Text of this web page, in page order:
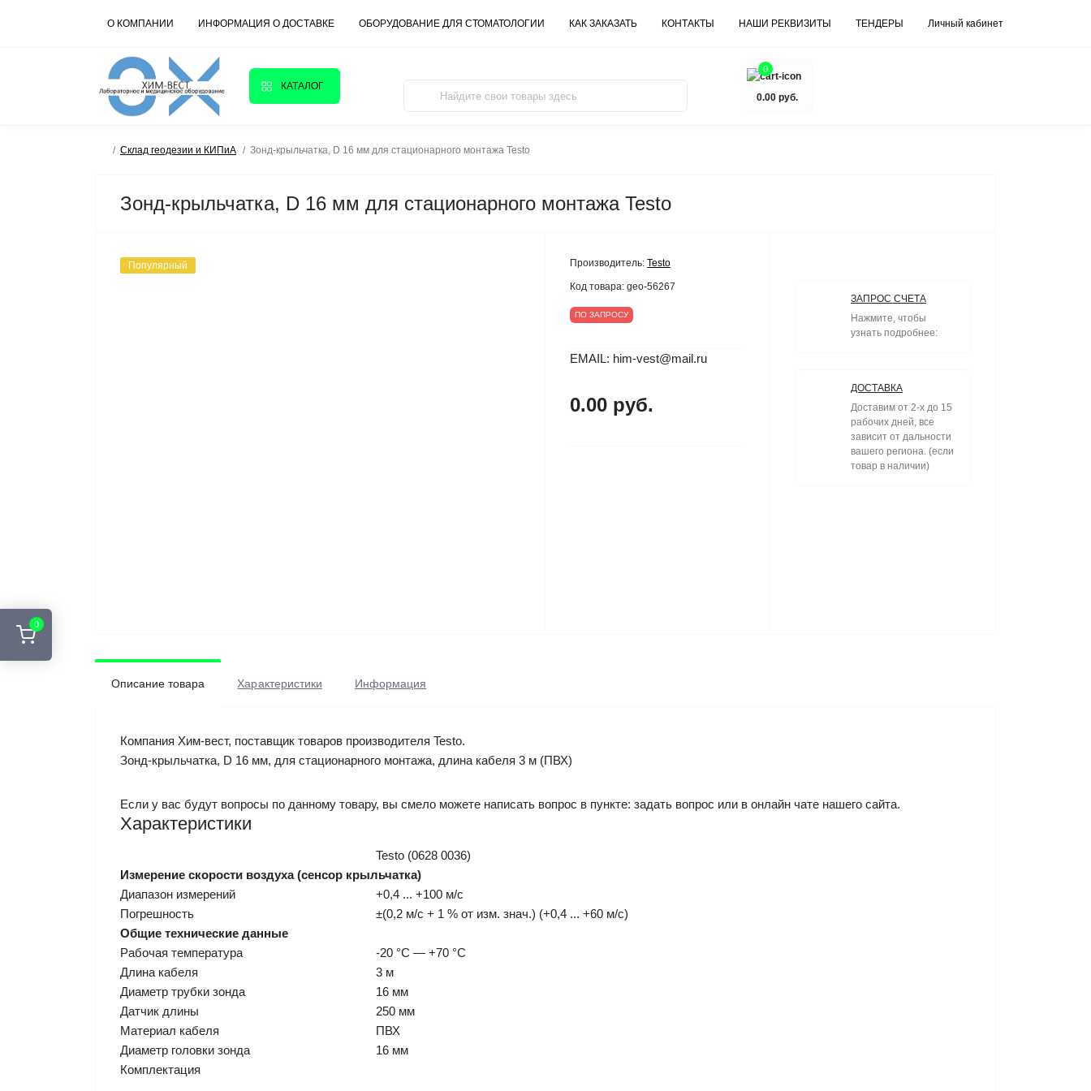
0
О КОМПАНИИ ИНФОРМАЦИЯ О ДОСТАВКЕ ОБОРУДОВАНИЕ ДЛЯ СТОМАТОЛОГИИ КАК ЗАКАЗАТЬ КОНТАКТЫ НАШИ РЕКВИЗИТЫ ТЕНДЕРЫ Личный кабинет
КАТАЛОГ
0
0.00 руб.
Склад геодезии и КИПиА Зонд-крыльчатка, D 16 мм для стационарного монтажа Testo
Зонд-крыльчатка, D 16 мм для стационарного монтажа Testo
Популярный Производитель: Testo
Код товара: geo-56267
ПО ЗАПРОСУ
EMAIL: him-vest@mail.ru
0.00 руб.
ЗАПРОС СЧЕТА
Нажмите, чтобы
узнать подробнее:
ДОСТАВКА
Доставим от 2-х до 15
рабочих дней, все
зависит от дальности
вашего региона. (если
товар в наличии)
Описание товара Характеристики Информация
Компания Хим-вест, поставщик товаров производителя Testo.
Зонд-крыльчатка, D 16 мм, для стационарного монтажа, длина кабеля 3 м (ПВХ)
Если у вас будут вопросы по данному товару, вы смело можете написать вопрос в пункте: задать вопрос или в онлайн чате нашего сайта.
Характеристики
Testo (0628 0036)
Измерение скорости воздуха (сенсор крыльчатка)
Диапазон измерений
+0,4 ... +100 м/с
Погрешность
±(0,2 м/с + 1 % от изм. знач.) (+0,4 ... +60 м/с)
Общие технические данные
Рабочая температура
-20 °C — +70 °C
Длина кабеля
3 м
Диаметр трубки зонда
16 мм
Датчик длины
250 мм
Материал кабеля
ПВХ
Диаметр головки зонда
16 мм
Комплектация